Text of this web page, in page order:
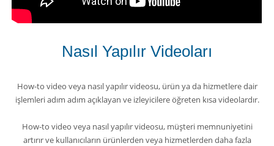
Nasıl Yapılır Videoları
How-to video veya nasıl yapılır videosu, ürün ya da hizmetlere dair
işlemleri adım adım açıklayan ve izleyicilere öğreten kısa videolardır.
How-to video veya nasıl yapılır videosu, müşteri memnuniyetini
artırır ve kullanıcıların ürünlerden veya hizmetlerden daha fazla